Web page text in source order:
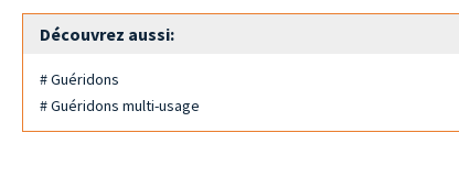
Découvrez aussi:
# Guéridons
# Guéridons multi-usage